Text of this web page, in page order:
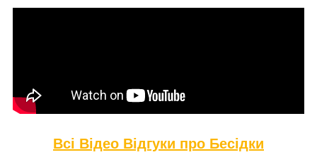
Всі Відео Відгуки про Бесідки